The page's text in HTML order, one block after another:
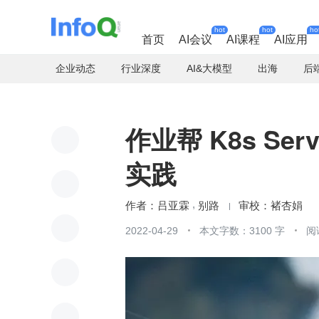
首页 AI会议
hot
AI课程
hot
AI应用
企业动态 行业深度 AI&大模型 出海 后
作业帮 K8s
实践
吕亚霖 别路 褚杏娟
2022-04-29 本文字数：3100 字 阅